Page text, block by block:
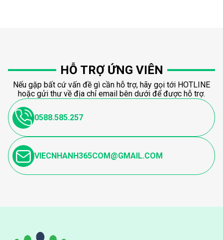
HỖ TRỢ ỨNG VIÊN
Nếu gặp bất cứ vấn đề gì cần hỗ trợ, hãy gọi tới HOTLINE
hoặc gửi thư về địa chỉ email bên dưới để được hỗ trợ.
0588.585.257
VIECNHANH365COM@GMAIL.COM